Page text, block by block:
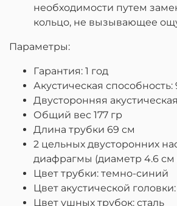
необходимости путем
кольцо, не вызывающее
Параметры:
Гарантия: 1 год
Акустическая способность:
Двусторонняя
Общий вес 177 гр
Длина трубки 69 см
2 цельных двусторонних
диафрагмы (диаметр 4.6 см
Цвет трубки: темно-синий
Цвет акустической головки:
Цвет ушных трубок: сталь